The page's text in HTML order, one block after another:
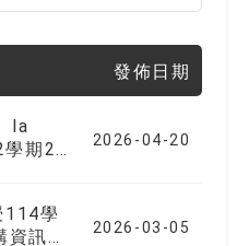
發佈日期
la
期2
2026-04-20
114學
訊如
2026-03-05